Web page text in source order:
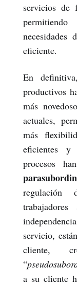
servicios de
eficiente.
En
productivos
más
actuales,
más
eficientes y
procesos
servicio,
cliente,
“
a su cliente